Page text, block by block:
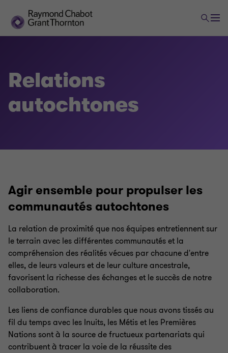
Relations
autochtones
Agir ensemble pour propulser les
communautés autochtones
La relation de proximité que nos équipes entretiennent sur
le terrain avec les différentes communautés et la
compréhension des réalités vécues par chacune d'entre
elles, de leurs valeurs et de leur culture ancestrale,
favorisent la richesse des échanges et le succès de notre
collaboration.
Les liens de confiance durables que nous avons tissés au
fil du temps avec les Inuits, les Métis et les Premières
Nations sont à la source de fructueux partenariats qui
contribuent à tracer la voie de la réussite des